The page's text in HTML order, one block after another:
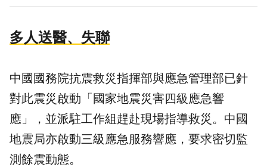
多人送醫、失聯
中國國務院抗震救災指揮部與應急管理部已針
對此震災啟動「國家地震災害四級應急響
應」，並派駐工作組趕赴現場指導救災。中國
地震局亦啟動三級應急服務響應，要求密切監
測餘震動態。